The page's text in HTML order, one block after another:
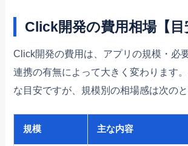
Click開発の費用相場【目
Click開発の費用は、アプリの規模・必
連携の有無によって大きく変わります
な目安ですが、規模別の相場感は次のと
規模 主な内容